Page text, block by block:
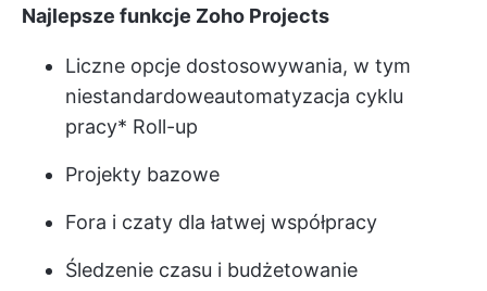
Najlepsze funkcje Zoho Projects
Liczne opcje dostosowywania, w tym
niestandardoweautomatyzacja cyklu
pracy* Roll-up
Projekty bazowe
Fora i czaty dla łatwej współpracy
Śledzenie czasu i budżetowanie